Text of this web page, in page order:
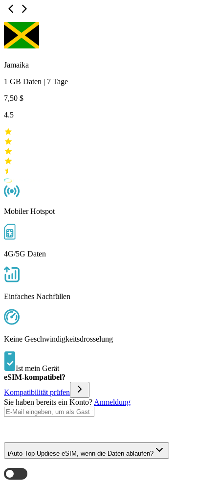
Jamaika
1 GB Daten | 7 Tage
7,50 $
4.5
Mobiler Hotspot
4G/5G Daten
Einfaches Nachfüllen
Keine Geschwindigkeitsdrosselung
Ist mein Gerät
eSIM-kompatibel?
Kompatibilität prüfen
Sie haben bereits ein Konto? Anmeldung
iAuto Top Updiese eSIM, wenn die Daten ablaufen?